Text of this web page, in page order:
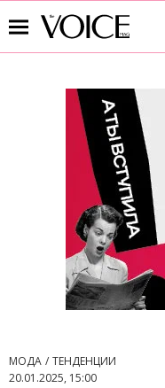
МОДА
ТЕНДЕНЦИИ
20.01.2025, 15:00